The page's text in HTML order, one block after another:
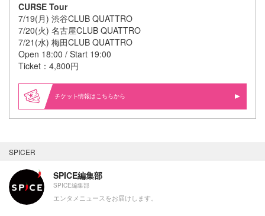
CURSE Tour
7/19(月) 渋谷CLUB QUATTRO
7/20(火) 名古屋CLUB QUATTRO
7/21(水) 梅田CLUB QUATTRO
Open 18:00 / Start 19:00
Ticket：4,800円
情報はこちらから
SPICER
SPICE編集部
SPICE編集部
エンタメニュースをお届けします。